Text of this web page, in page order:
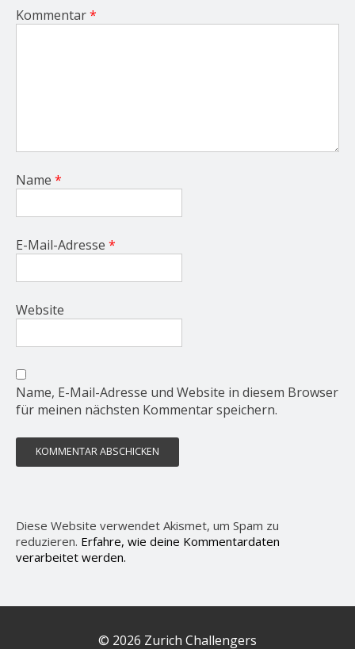
Kommentar*
Name *
E-Mail-Adresse *
Website
Name, E-Mail-Adresse und Website in diesem Browser
für meinen nächsten Kommentar speichern.
Diese Website verwendet Akismet, um Spam zu
reduzieren. Erfahre, wie deine Kommentardaten
verarbeitet werden.
© 2026 Zurich Challengers